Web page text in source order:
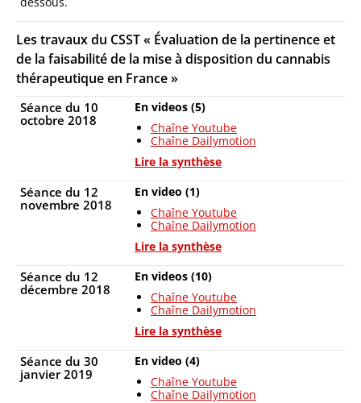
Les travaux du CSST « Évaluation de la pertinence et
de la faisabilité de la mise à disposition du cannabis
thérapeutique en France »
Séance du 10
octobre 2018
En videos (5)
Chaîne Youtube
Chaîne Dailymotion
Lire la synthèse
Séance du 12
novembre 2018
En video (1)
Chaîne Youtube
Chaîne Dailymotion
Lire la synthèse
Séance du 12
décembre 2018
En videos (10)
Chaîne Youtube
Chaîne Dailymotion
Lire la synthèse
Séance du 30
janvier 2019
En video (4)
Chaîne Youtube
Chaîne Dailymotion